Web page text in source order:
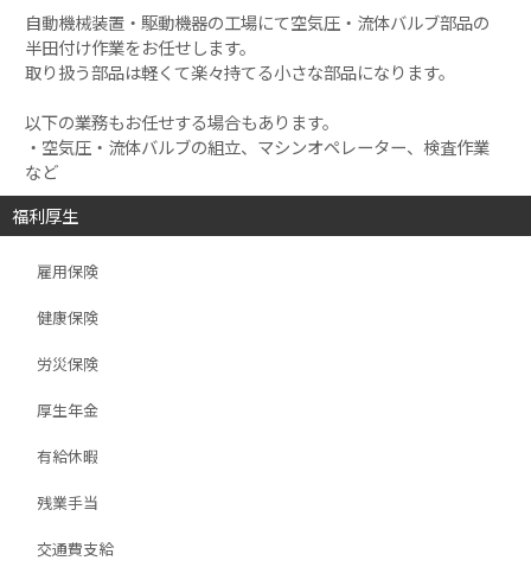
自動機械装置・駆動機器の工場にて空気圧・流体バルブ部品の
半田付け作業をお任せします。
取り扱う部品は軽くて楽々持てる小さな部品になります。
以下の業務もお任せする場合もあります。
・空気圧・流体バルブの組立、マシンオペレーター、検査作業
など
福利厚生
雇用保険
健康保険
労災保険
厚生年金
有給休暇
残業手当
交通費支給